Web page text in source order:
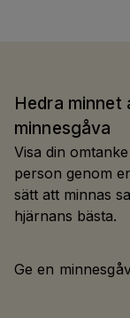
Hedra minnet
minnesgåva
Visa din
person genom
sätt att minnas
hjärnans bästa.
Ge en